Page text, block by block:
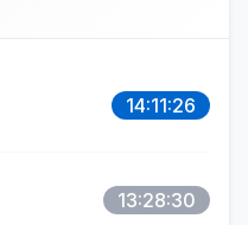
14:11:26
13:28:30